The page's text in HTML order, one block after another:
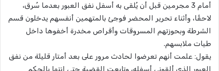
أمام 3 مجرمين قبل أن يُلقى به أسفل نفق العبور بعدما سُرق،
لاحقًا، وأثناء تحرير المحضر فوجئ بالمتهمين أنفسهم يدخلون قسم
الشرطة وبحوزتهم المسروقات وأقراص مخدرة أخفوها داخل
طيات ملابسهم.
يقول: علمت أنهم تعرضوا لحادث مرور على بعد أمتار قليلة من نفق
العبور الذي ألقوني أسفله، وتابعت القضية حتى انتها بالحكم